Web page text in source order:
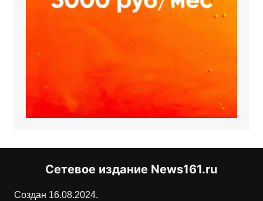
Сетевое издание News161.ru
Создан 16.08.2024.